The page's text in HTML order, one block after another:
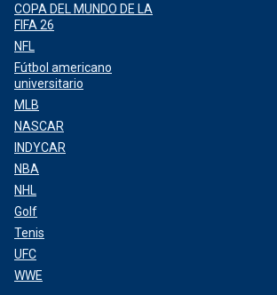
COPA DEL MUNDO DE LA
FIFA 26
NFL
Fútbol americano
universitario
MLB
NASCAR
INDYCAR
NBA
NHL
Golf
Tenis
UFC
WWE